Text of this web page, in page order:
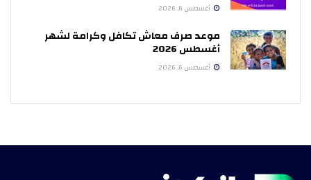
أغسطس 6, 2026
موعد صرف معاش تكافل وكرامة لشهر
أغسطس 2026
أغسطس 6, 2026